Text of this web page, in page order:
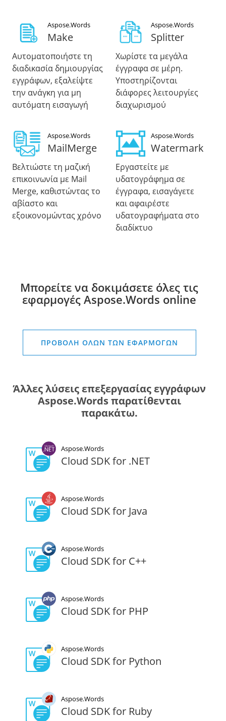
Aspose.Words
Make
Αυτοματοποιήστε τη
διαδικασία δημιουργίας
εγγράφων, εξαλείψτε
την ανάγκη για μη
αυτόματη εισαγωγή
Aspose.Words
Splitter
Χωρίστε τα μεγάλα
έγγραφα σε μέρη.
Υποστηρίζονται
διάφορες λειτουργίες
διαχωρισμού
Aspose.Words
MailMerge
Βελτιώστε τη μαζική
επικοινωνία με Mail
Merge, καθιστώντας το
αβίαστο και
εξοικονομώντας χρόνο
Aspose.Words
Watermark
Εργαστείτε με
υδατογράφημα σε
έγγραφα, εισαγάγετε
και αφαιρέστε
υδατογραφήματα στο
διαδίκτυο
Μπορείτε να δοκιμάσετε όλες τις
εφαρμογές Aspose.Words online
ΠΡΟΒΟΛΉ ΌΛΩΝ ΤΩΝ ΕΦΑΡΜΟΓΏΝ
Άλλες λύσεις επεξεργασίας εγγράφων
Aspose.Words παρατίθενται
παρακάτω.
Aspose.Words
Cloud SDK for .NET
Aspose.Words
Cloud SDK for Java
Aspose.Words
Cloud SDK for C++
Aspose.Words
Cloud SDK for PHP
Aspose.Words
Cloud SDK for Python
Aspose.Words
Cloud SDK for Ruby